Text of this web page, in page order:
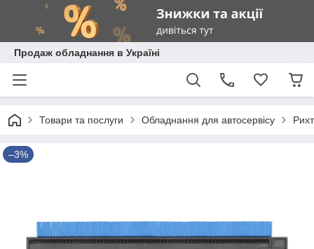
Продаж обладнання в Україні
Товари та послуги Обладнання для автосервісу
–3%